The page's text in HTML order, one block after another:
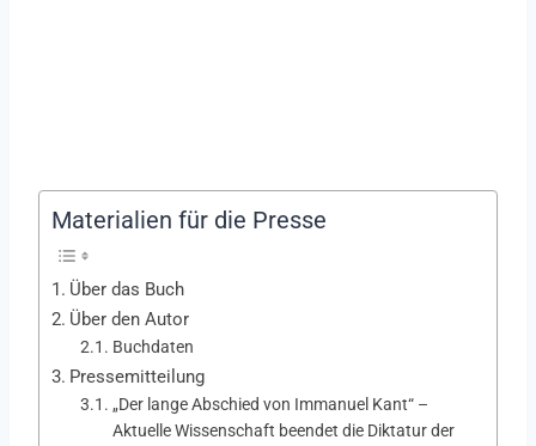
Materialien für die Presse
Über das Buch
Über den Autor
Buchdaten
Pressemitteilung
„Der lange Abschied von Immanuel Kant“ –
Aktuelle Wissenschaft beendet die Diktatur der